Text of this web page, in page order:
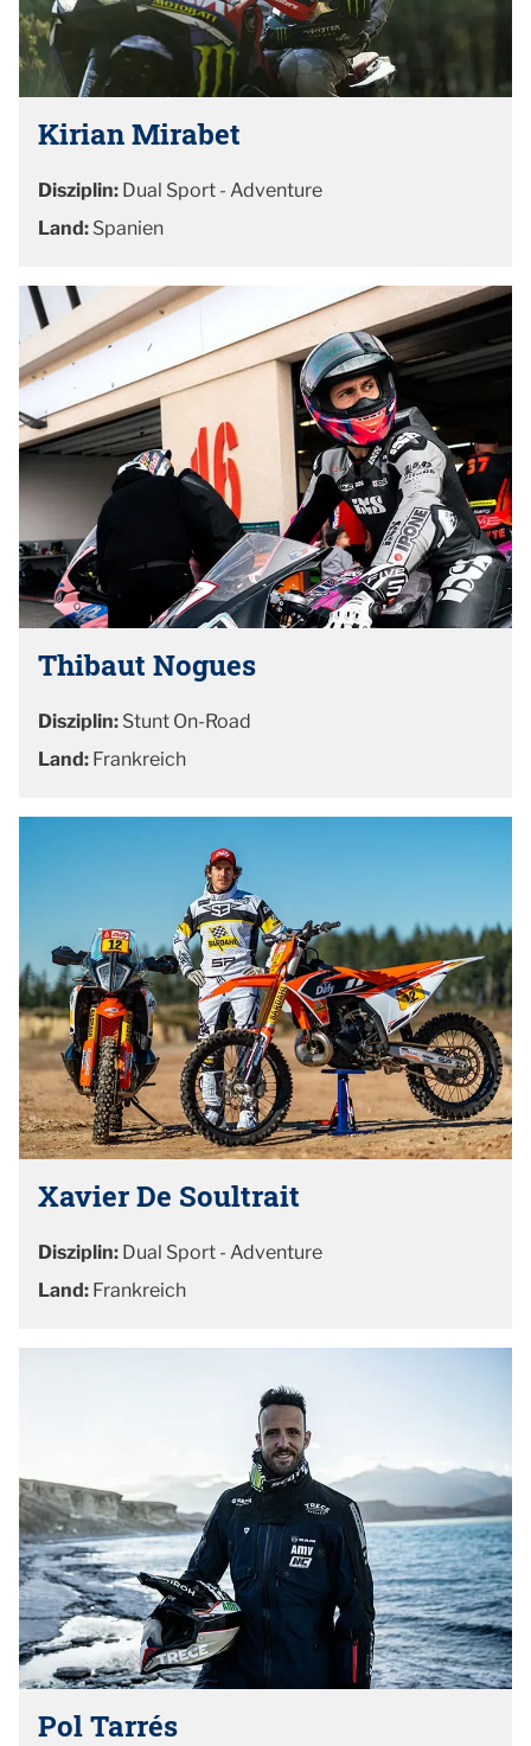
Kirian Mirabet
Disziplin: Dual Sport - Adventure
Land: Spanien
Thibaut Nogues
Disziplin: Stunt On-Road
Land: Frankreich
Xavier De Soultrait
Disziplin: Dual Sport - Adventure
Land: Frankreich
Pol Tarrés